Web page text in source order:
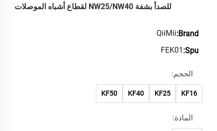
للصدأ بشفة NW25/NW40 لقطاع أشباه الموصلات
Brand:
QiiMii
Spu:
FEK01
الحجم:
KF16
KF25
KF40
KF50
المادة: